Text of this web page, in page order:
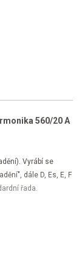
560/20 A
Vyrábí se
dále D, Es, E, F
řada.